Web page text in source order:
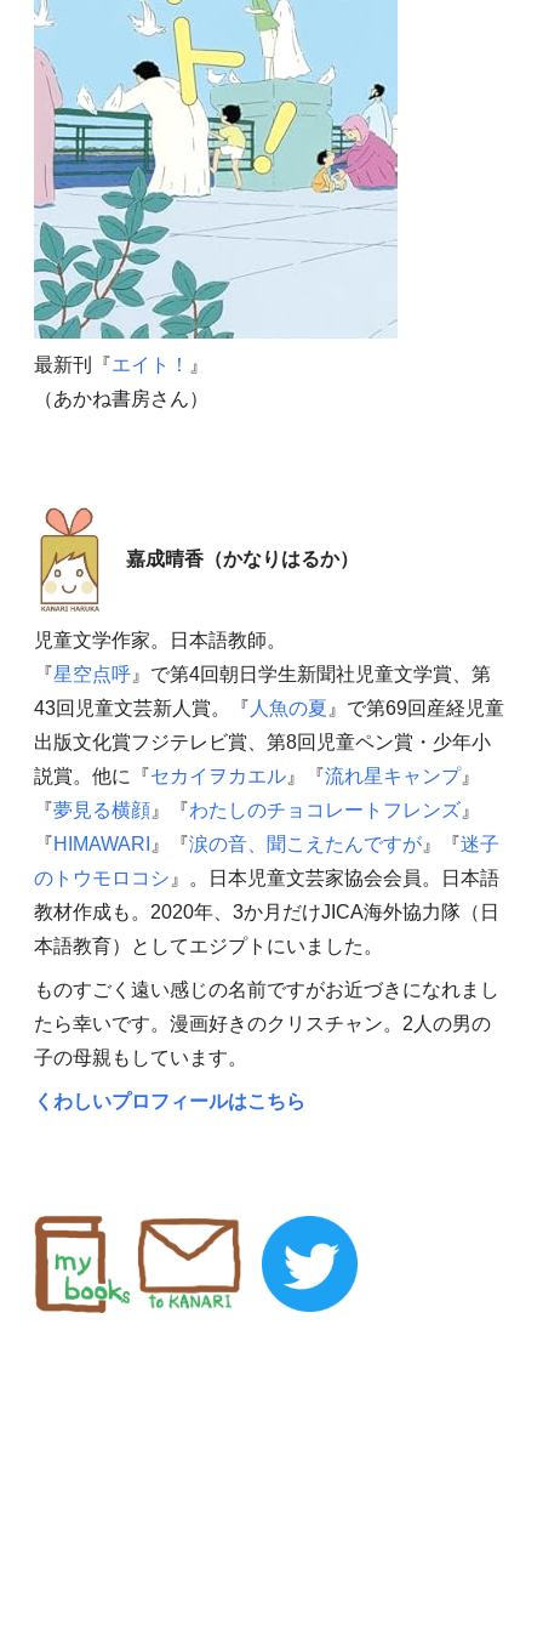
最新刊『エイト！
』
（あかね書房さん）
嘉成晴香（かなりはるか）
児童文学作家。日本語教師。
『星空点呼』で第4回朝日学生新聞社児童文学賞、第
43回児童文芸新人賞。『 人魚の夏 』で第69回産経児童
出版文化賞フジテレビ賞、第8回児童ペン賞・少年小
説賞。他に『セカイヲカエル』『流れ星キャンプ』
『夢見る横顔』『わたしのチョコレートフレンズ』
『HIMAWARI 』『涙の音、聞こえたんですが』『迷子
のトウモロコシ 』。日本児童文芸家協会会員。日本語
教材作成も。2020年、3か月だけJICA海外協力隊（日
本語教育）としてエジプトにいました。
ものすごく遠い感じの名前ですがお近づきになれまし
たら幸いです。漫画好きのクリスチャン。2人の男の
子の母親もしています。
くわしいプロフィールはこちら